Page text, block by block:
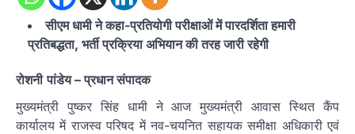
सीएम धामी ने कहा-प्रतियोगी परीक्षाओं में पारदर्शिता हमारी
प्रतिबद्धता, भर्ती प्रक्रिया अभियान की तरह जारी रहेगी
रोशनी पांडेय– प्रधान संपादक
मुख्यमंत्री पुष्कर सिंह धामी ने आज मुख्यमंत्री आवास स्थित कैंप
कार्यालय में राजस्व परिषद में नव-चयनित सहायक समीक्षा अधिकारी एवं